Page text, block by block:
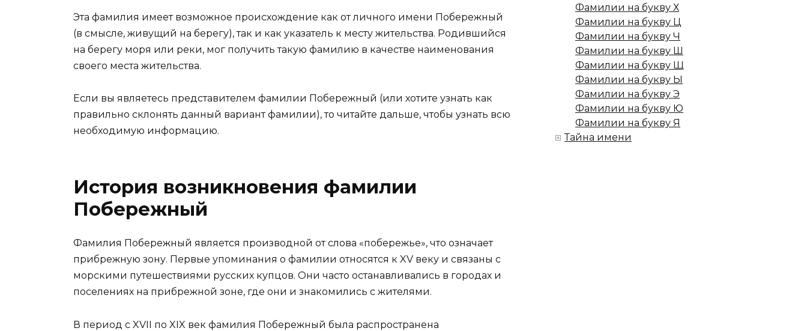
Эта фамилия имеет возможное происхождение как от личного имени Побережный
(в смысле, живущий на берегу), так и как указатель к месту жительства. Родившийся
на берегу моря или реки, мог получить такую фамилию в качестве наименования
своего места жительства.
Если вы являетесь представителем фамилии Побережный (или хотите узнать как
правильно склонять данный вариант фамилии), то читайте дальше, чтобы узнать всю
необходимую информацию.
История возникновения фамилии
Побережный
Фамилия Побережный является производной от слова «побережье», что означает
прибрежную зону. Первые упоминания о фамилии относятся к XV веку и связаны с
морскими путешествиями русских купцов. Они часто останавливались в городах и
поселениях на прибрежной зоне, где они и знакомились с жителями.
В период с XVII по XIX век фамилия Побережный была распространена
Фамилии на букву Х
Фамилии на букву Ц
Фамилии на букву Ч
Фамилии на букву Ш
Фамилии на букву Щ
Фамилии на букву Ы
Фамилии на букву Э
Фамилии на букву Ю
Фамилии на букву Я
Тайна имени